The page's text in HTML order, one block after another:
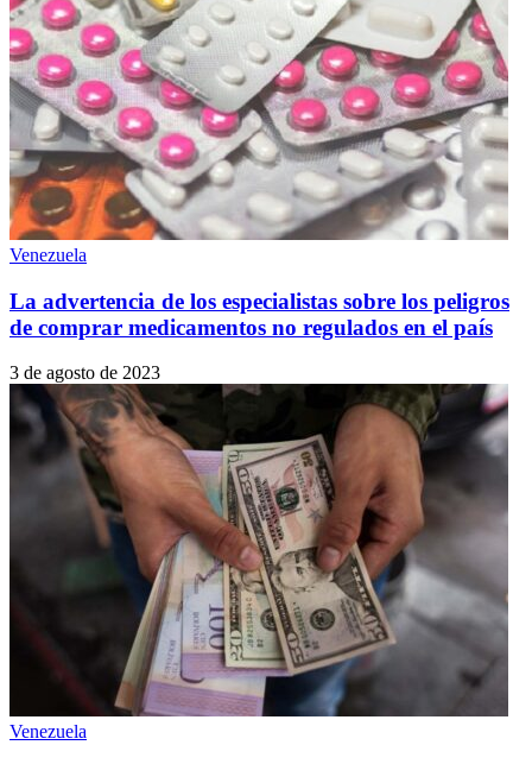
Venezuela
La advertencia de los especialistas sobre los peligros
de comprar medicamentos no regulados en el país
3 de agosto de 2023
Venezuela